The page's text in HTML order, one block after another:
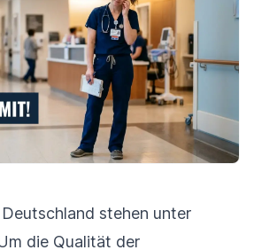
stehen unter
die Qualität der